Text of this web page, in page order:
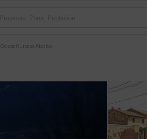
Casas Rurales Abalos